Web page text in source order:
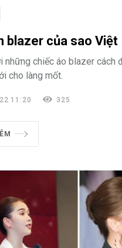
blazer của sao Việt
những chiếc áo blazer cách
cho làng mốt.
11:20 325